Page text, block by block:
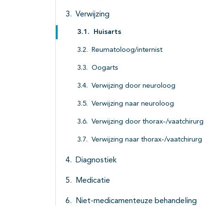
Verwijzing
Huisarts
Reumatoloog/internist
Oogarts
Verwijzing door neuroloog
Verwijzing naar neuroloog
Verwijzing door thorax-/vaatchirurg
Verwijzing naar thorax-/vaatchirurg
Diagnostiek
Medicatie
Niet-medicamenteuze behandeling